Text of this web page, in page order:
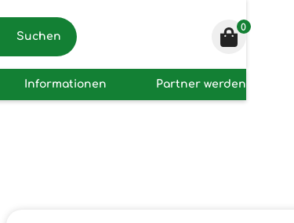
0
Informationen Partner werden